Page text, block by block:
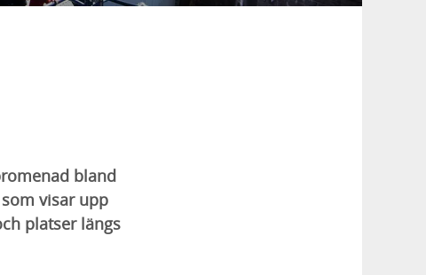
bland
visar upp
platser längs